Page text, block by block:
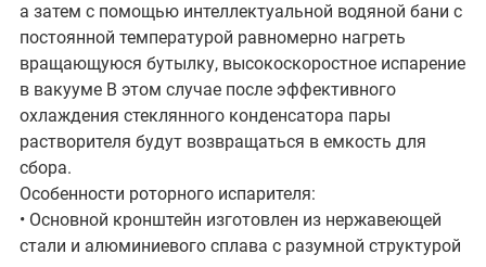
а затем с помощью интеллектуальной водяной бани с
постоянной температурой равномерно нагреть
вращающуюся бутылку, высокоскоростное испарение
в вакууме В этом случае после эффективного
охлаждения стеклянного конденсатора пары
растворителя будут возвращаться в емкость для
сбора.
Особенности роторного испарителя:
• Основной кронштейн изготовлен из нержавеющей
стали и алюминиевого сплава с разумной структурой